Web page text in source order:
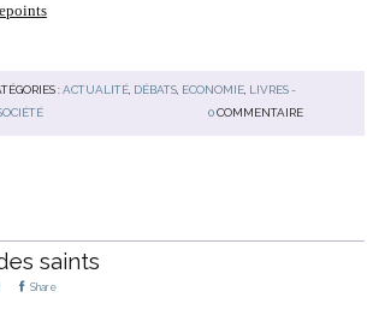
:ACTUALITÉ, DÉBATS, ECONOMIE, LIVRES -
0 COMMENTAIRE
saints
Share